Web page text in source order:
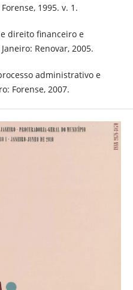
1995. v. 1.
direito financeiro e
Renovar, 2005.
administrativo e
Forense, 2007.